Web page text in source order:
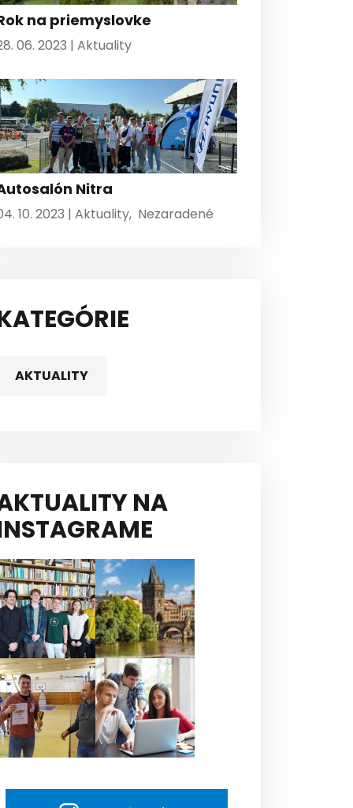
na priemyslovke
06. 2023 | Aktuality
Nitra
10. 2023 | Aktuality, Nezaradené
AKTUALITY
NA